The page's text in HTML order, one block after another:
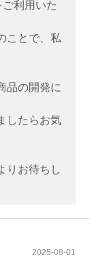
利用いた
ことで、私
品の開発に
したらお気
りお待ちし
2025-08-01